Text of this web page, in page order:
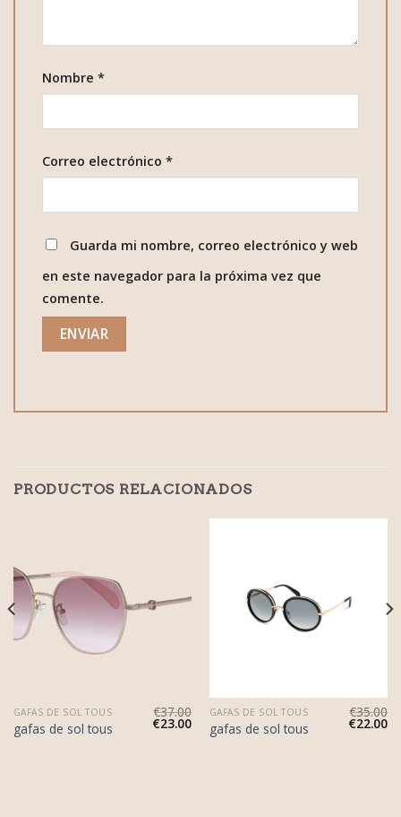
Nombre *
Correo electrónico *
Guarda mi nombre, correo electrónico y web
en este navegador para la próxima vez que
comente.
PRODUCTOS RELACIONADOS
GAFAS DE SOL TOUS
gafas de sol tous
€37.00
€23.00
GAFAS DE SOL TOUS
gafas de sol tous
€35.00
€22.00